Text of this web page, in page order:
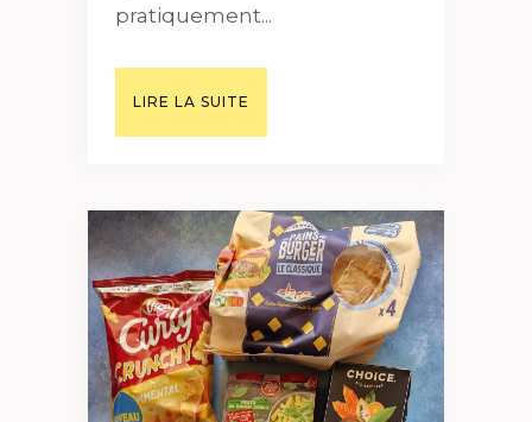
pratiquement...
LIRE LA SUITE